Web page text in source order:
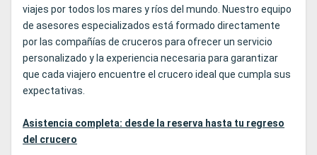
viajes por todos los mares y ríos del mundo. Nuestro equipo
de asesores especializados está formado directamente
por las compañías de cruceros para ofrecer un servicio
personalizado y la experiencia necesaria para garantizar
que cada viajero encuentre el crucero ideal que cumpla sus
expectativas.
Asistencia completa: desde la reserva hasta tu regreso
del crucero